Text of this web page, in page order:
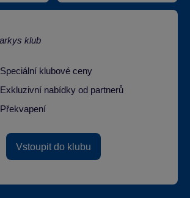
Speciální klubové ceny
Exkluzivní nabídky od partnerů
Překvapení
Vstoupit do klubu